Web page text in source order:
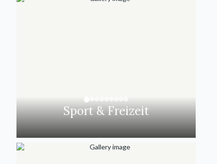
Sport & Freizeit